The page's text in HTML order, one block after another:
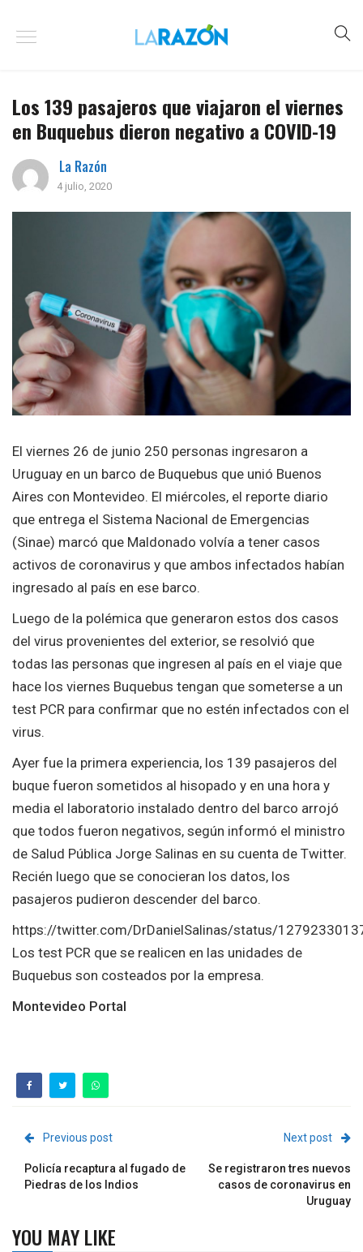
Los 139 pasajeros que viajaron el viernes
en Buquebus dieron negativo a COVID-19
La Razón
4 julio, 2020
El viernes 26 de junio 250 personas ingresaron a
Uruguay en un barco de Buquebus que unió Buenos
Aires con Montevideo. El miércoles, el reporte diario
que entrega el Sistema Nacional de Emergencias
(Sinae) marcó que Maldonado volvía a tener casos
activos de coronavirus y que ambos infectados habían
ingresado al país en ese barco.
Luego de la polémica que generaron estos dos casos
del virus provenientes del exterior, se resolvió que
todas las personas que ingresen al país en el viaje que
hace los viernes Buquebus tengan que someterse a un
test PCR para confirmar que no estén infectados con el
virus.
Ayer fue la primera experiencia, los 139 pasajeros del
buque fueron sometidos al hisopado y en una hora y
media el laboratorio instalado dentro del barco arrojó
que todos fueron negativos, según informó el ministro
de Salud Pública Jorge Salinas en su cuenta de Twitter.
Recién luego que se conocieran los datos, los
pasajeros pudieron descender del barco.
https://twitter.com/DrDanielSalinas/status/
Los test PCR que se realicen en las unidades de
Buquebus son costeados por la empresa.
Montevideo Portal
Previous post
Policía recaptura al fugado de
Piedras de los Indios
Next post
Se registraron tres nuevos
casos de coronavirus en
Uruguay
YOU MAY LIKE